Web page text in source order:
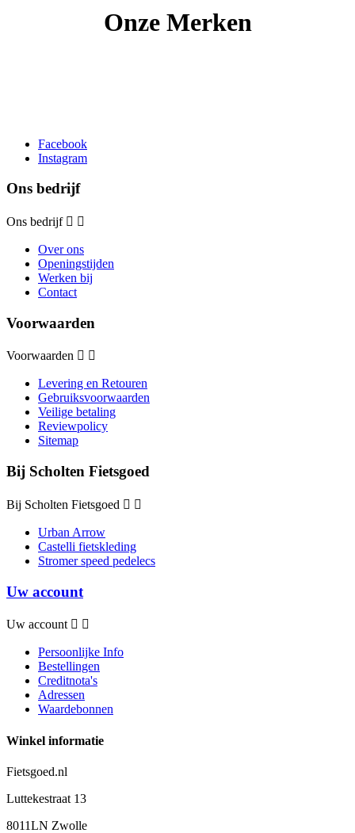
Onze Merken
Facebook
Instagram
Ons bedrijf
Ons bedrijf  
Over ons
Openingstijden
Werken bij
Contact
Voorwaarden
Voorwaarden  
Levering en Retouren
Gebruiksvoorwaarden
Veilige betaling
Reviewpolicy
Sitemap
Bij Scholten Fietsgoed
Bij Scholten Fietsgoed  
Urban Arrow
Castelli fietskleding
Stromer speed pedelecs
Uw account
Uw account  
Persoonlijke Info
Bestellingen
Creditnota's
Adressen
Waardebonnen
Winkel informatie
Fietsgoed.nl
Luttekestraat 13
8011LN Zwolle